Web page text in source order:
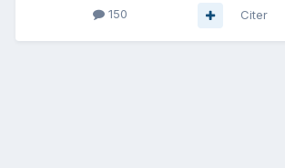
150 Citer